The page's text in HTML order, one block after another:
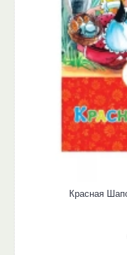
Красная